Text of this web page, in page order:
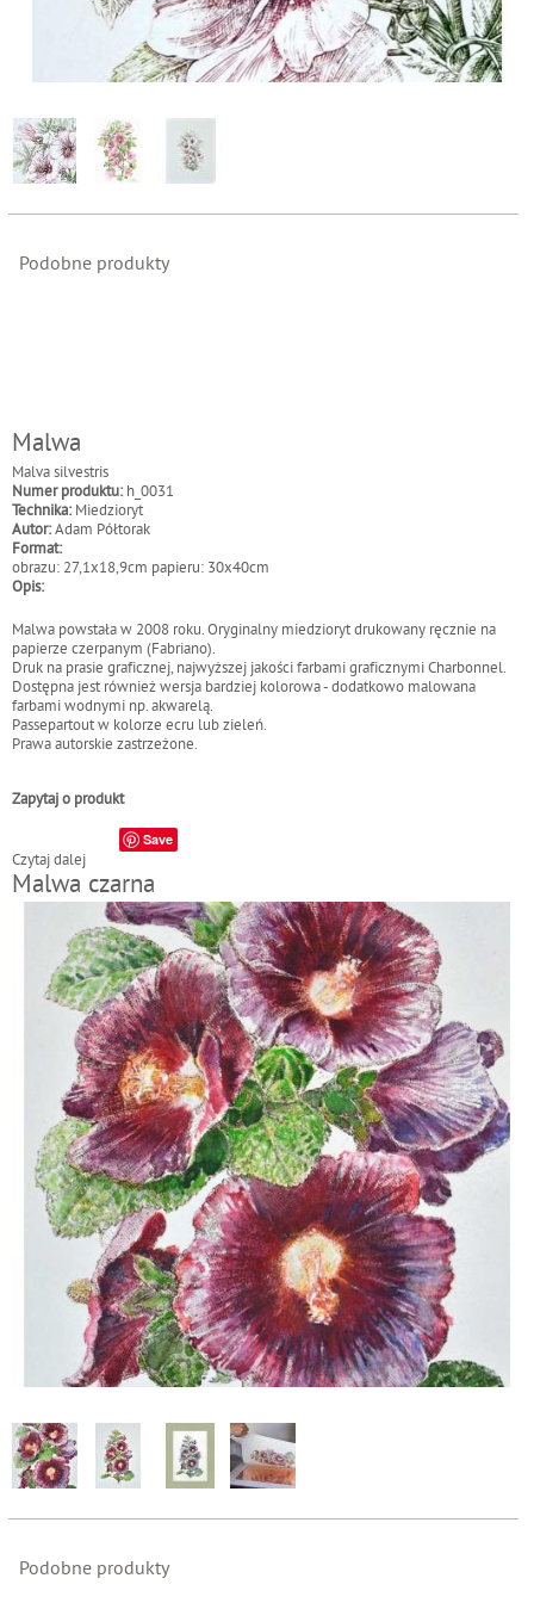
Podobne produkty
Malwa
Malva silvestris
Numer produktu: h_0031
Technika: Miedzioryt
Autor:Adam Półtorak
Format:
obrazu: 27,1x18,9cm papieru: 30x40cm
Opis:
Malwa powstała w 2008 roku. Oryginalny miedzioryt drukowany ręcznie na
papierze czerpanym (Fabriano).
Druk na prasie graficznej, najwyższej jakości farbami graficznymi Charbonnel.
Dostępna jest również wersja bardziej kolorowa - dodatkowo malowana
farbami wodnymi np. akwarelą.
Passepartout w kolorze ecru lub zieleń.
Prawa autorskie zastrzeżone.
Zapytaj o produkt
Save
Czytaj dalej
p
i
M
a
l
w
a
Malwa czarna
Podobne produkty